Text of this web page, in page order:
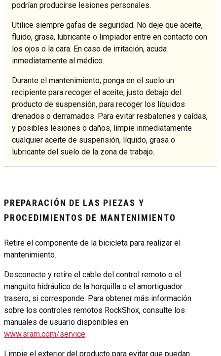
podrían producirse lesiones personales.
Utilice siempre gafas de seguridad. No deje que aceite,
fluido, grasa, lubricante o limpiador entre en contacto con
los ojos o la cara. En caso de irritación, acuda
inmediatamente al médico.
Durante el mantenimiento, ponga en el suelo un
recipiente para recoger el aceite, justo debajo del
producto de suspensión, para recoger los líquidos
drenados o derramados. Para evitar resbalones y caídas,
y posibles lesiones o daños, limpie inmediatamente
cualquier aceite de suspensión, líquido, grasa o
lubricante del suelo de la zona de trabajo.
PREPARACIÓN DE LAS PIEZAS Y
PROCEDIMIENTOS DE MANTENIMIENTO
Retire el componente de la bicicleta para realizar el
mantenimiento.
Desconecte y retire el cable del control remoto o el
manguito hidráulico de la horquilla o el amortiguador
trasero, si corresponde. Para obtener más información
sobre los controles remotos RockShox, consulte los
manuales de usuario disponibles en
www.sram.com/service.
Limpie el exterior del producto para evitar que puedan